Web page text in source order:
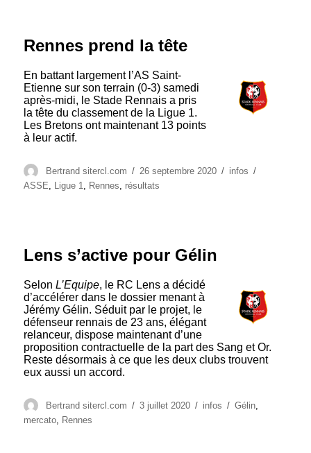
Rennes prend la tête
En battant largement l’AS Saint-
Etienne sur son terrain (0-3) samedi
après-midi, le Stade Rennais a pris
la tête du classement de la Ligue 1.
Les Bretons ont maintenant 13 points
à leur actif.
Auteur
Bertrand sitercl.com
Publié
le
26 septembre 2020 Catégories
infos
ASSE, Ligue 1, Rennes, résultats
Lens s’active pour Gélin
SelonL’Equipe, le RC Lens a décidé
d’accélérer dans le dossier menant à
Jérémy Gélin. Séduit par le projet, le
défenseur rennais de 23 ans, élégant
relanceur, dispose maintenant d’une
proposition contractuelle de la part des Sang et Or.
Reste désormais à ce que les deux clubs trouvent
eux aussi un accord.
Auteur
Bertrand sitercl.com
Publié
3 juillet 2020 Catégories
infos Étiquettes
Gélin
mercato
Rennes